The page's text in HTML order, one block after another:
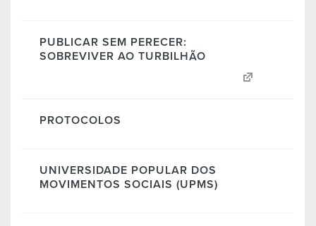
PUBLICAR SEM PERECER:
SOBREVIVER AO TURBILHÃO
PROTOCOLOS
UNIVERSIDADE POPULAR DOS
MOVIMENTOS SOCIAIS (UPMS)